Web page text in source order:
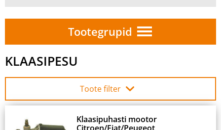
Tootegrupid
KLAASIPESU
Toote filter
Klaasipuhasti mootor